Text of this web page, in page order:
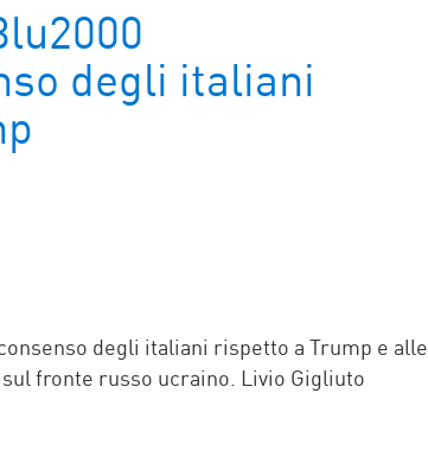
degli italiani
degli italiani rispetto a Trump e alle
fronte russo ucraino. Livio Gigliuto